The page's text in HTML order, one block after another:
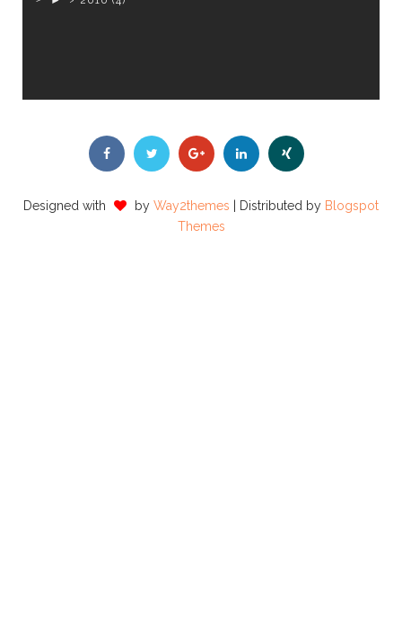
Designed with by Way2themes | Distributed by Blogspot
Themes